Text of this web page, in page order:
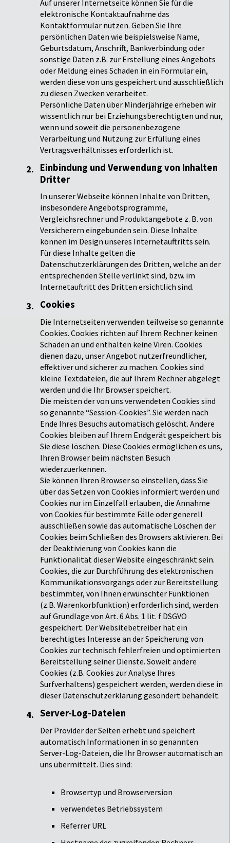
Auf unserer Internetseite können Sie für die
elektronische Kontaktaufnahme das
Kontaktformular nutzen. Geben Sie Ihre
persönlichen Daten wie beispielsweise Name,
Geburtsdatum, Anschrift, Bankverbindung oder
sonstige Daten z.B. zur Erstellung eines Angebots
oder Meldung eines Schaden in ein Formular ein,
werden diese von uns gespeichert und ausschließlich
zu diesen Zwecken verarbeitet.
Persönliche Daten über Minderjährige erheben wir
wissentlich nur bei Erziehungsberechtigten und nur,
wenn und soweit die personenbezogene
Verarbeitung und Nutzung zur Erfüllung eines
Vertragsverhältnisses erforderlich ist.
Einbindung und Verwendung von Inhalten
Dritter
In unserer Webseite können Inhalte von Dritten,
insbesondere Angebotsprogramme,
Vergleichsrechner und Produktangebote z. B. von
Versicherern eingebunden sein. Diese Inhalte
können im Design unseres Internetauftritts sein.
Für diese Inhalte gelten die
Datenschutzerklärungen des Dritten, welche an der
entsprechenden Stelle verlinkt sind, bzw. im
Internetauftritt des Dritten ersichtlich sind.
Cookies
Die Internetseiten verwenden teilweise so genannte
Cookies. Cookies richten auf Ihrem Rechner keinen
Schaden an und enthalten keine Viren. Cookies
dienen dazu, unser Angebot nutzerfreundlicher,
effektiver und sicherer zu machen. Cookies sind
kleine Textdateien, die auf Ihrem Rechner abgelegt
werden und die Ihr Browser speichert.
Die meisten der von uns verwendeten Cookies sind
so genannte “Session-Cookies”. Sie werden nach
Ende Ihres Besuchs automatisch gelöscht. Andere
Cookies bleiben auf Ihrem Endgerät gespeichert bis
Sie diese löschen. Diese Cookies ermöglichen es uns,
Ihren Browser beim nächsten Besuch
wiederzuerkennen.
Sie können Ihren Browser so einstellen, dass Sie
über das Setzen von Cookies informiert werden und
Cookies nur im Einzelfall erlauben, die Annahme
von Cookies für bestimmte Fälle oder generell
ausschließen sowie das automatische Löschen der
Cookies beim Schließen des Browsers aktivieren. Bei
der Deaktivierung von Cookies kann die
Funktionalität dieser Website eingeschränkt sein.
Cookies, die zur Durchführung des elektronischen
Kommunikationsvorgangs oder zur Bereitstellung
bestimmter, von Ihnen erwünschter Funktionen
(z.B. Warenkorbfunktion) erforderlich sind, werden
auf Grundlage von Art. 6 Abs. 1 lit. f DSGVO
gespeichert. Der Websitebetreiber hat ein
berechtigtes Interesse an der Speicherung von
Cookies zur technisch fehlerfreien und optimierten
Bereitstellung seiner Dienste. Soweit andere
Cookies (z.B. Cookies zur Analyse Ihres
Surfverhaltens) gespeichert werden, werden diese in
dieser Datenschutzerklärung gesondert behandelt.
Server-Log-Dateien
Der Provider der Seiten erhebt und speichert
automatisch Informationen in so genannten
Server-Log-Dateien, die Ihr Browser automatisch an
uns übermittelt. Dies sind:
Browsertyp und Browserversion
verwendetes Betriebssystem
Referrer URL